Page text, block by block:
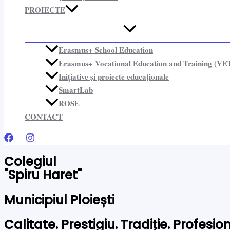
PROIECTE​
Erasmus+ School Education
Erasmus+ Vocational Education and Training
Inițiative și proiecte educaționale​
SmartLab
ROSE
CONTACT
Colegiul
"Spiru Haret"
Municipiul Ploiești
Calitate. Prestigiu. Tradiție.